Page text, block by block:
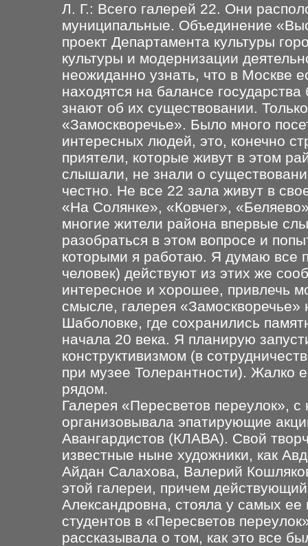
Л. Г.: Всего галерей 22. Они
муниципальные. Объединение
проект Департамента культуры
культуры и модернизации
неожиданно узнать, что в Москве
находятся на балансе
знают об их существовании.
«Замоскворечье». Было много
интересных людей, это, конечно
приятели, которые живут в этом
слышали, не знали о
честно. Не все 22 зала живут в
«На Солянке», «Ковчег»,
многие жители района впервые
разобраться в этом вопросе и
которыми я работаю. Я думаю все
человек) действуют из этих же
интересное и хорошее, привлечь
смысле, галерея
Шаболовке, где сохранились
начала 20 века. Я планирую
конструктивизмом (в
при музее Толерантности). Жалко
рядом.
Галерея «Пересветов переулок»,
организовывала эпатирующие
Авангардистов (КЛАВА). Свой
известные ныне художники, как
Айдан Салахова, Валерий
этой галереи, причем
Александровна, стояла у самых
студентов в «Пересветов
рассказывала о том, как это все